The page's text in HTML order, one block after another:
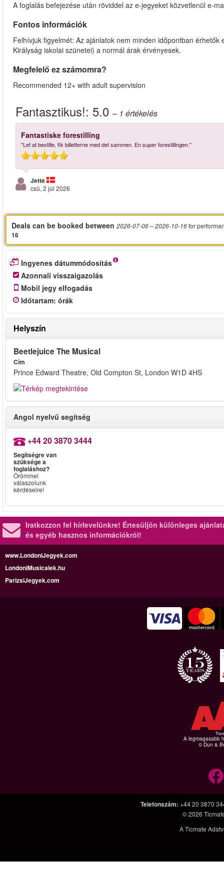
A foglalás befejezése után röviddel az e-jegyeket közvetlenül e-
Fontos információk
Felhívjuk figyelmét: Az ajánlatok nem minden időpontban
Királyság iskolai szünetei) a normál árak érvényesek.
Megfelelő ez számomra?
Recommended 12+ with adult supervision
Fantasztikus!: 5.0 – 1 értékelés
Fantastiske forestilling
"Let at bestille, fik billetterne med det sammen. En super forestillingen."
Jette
csü, 2 júl 2026
Deals can be booked between 2026-07-06– 2026-10-16for
16
Ingyenes dátummódosítás
Azonnali visszaigazolás
Mobil jegy elfogadás
Időtartam: órák
Helyszín
Beetlejuice The Musical
Cím
Prince Edward Theatre, Old Compton St, London W1D 4HS
Angol nyelvű segítség
+44 20 3870 3444
Segítségre van
szüksége a
foglaláshoz?
Örömmel
válaszolunk
kérdéseire!
Iratkozzon fel hírlevelünkre! Értesüljön különleges
és egyéb hasznos információkról!
www.LondoniJegyek.com
LondoniMusicalek.hu
ParizsiJegyek.com
A legmagasabb
© Dun &
Telefonszám: +44 20 3870
© 2026
A Ticmate